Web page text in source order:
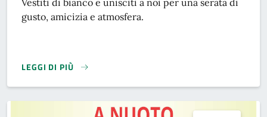
Vestiti di bianco e unisciti a noi per una serata di
gusto, amicizia e atmosfera.
LEGGI DI PIÙ